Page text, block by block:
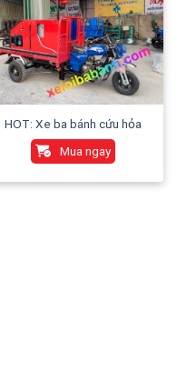
HOT: Xe ba bánh cứu hỏa
Mua ngay